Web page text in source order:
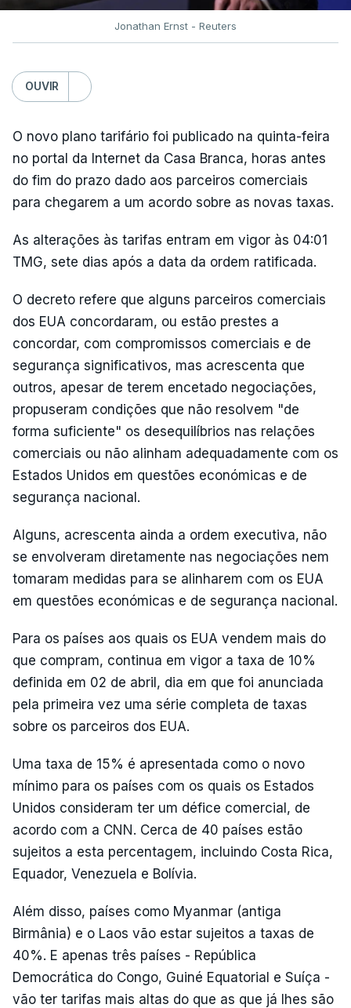
Jonathan Ernst - Reuters
OUVIR
O novo plano tarifário foi publicado na quinta-feira
no portal da Internet da Casa Branca, horas antes
do fim do prazo dado aos parceiros comerciais
para chegarem a um acordo sobre as novas taxas.
As alterações às tarifas entram em vigor às 04:01
TMG, sete dias após a data da ordem ratificada.
O decreto refere que alguns parceiros comerciais
dos EUA concordaram, ou estão prestes a
concordar, com compromissos comerciais e de
segurança significativos, mas acrescenta que
outros, apesar de terem encetado negociações,
propuseram condições que não resolvem "de
forma suficiente" os desequilíbrios nas relações
comerciais ou não alinham adequadamente com os
Estados Unidos em questões económicas e de
segurança nacional.
Alguns, acrescenta ainda a ordem executiva, não
se envolveram diretamente nas negociações nem
tomaram medidas para se alinharem com os EUA
em questões económicas e de segurança nacional.
Para os países aos quais os EUA vendem mais do
que compram, continua em vigor a taxa de 10%
definida em 02 de abril, dia em que foi anunciada
pela primeira vez uma série completa de taxas
sobre os parceiros dos EUA.
Uma taxa de 15% é apresentada como o novo
mínimo para os países com os quais os Estados
Unidos consideram ter um défice comercial, de
acordo com a CNN. Cerca de 40 países estão
sujeitos a esta percentagem, incluindo Costa Rica,
Equador, Venezuela e Bolívia.
Além disso, países como Myanmar (antiga
Birmânia) e o Laos vão estar sujeitos a taxas de
40%. E apenas três países - República
Democrática do Congo, Guiné Equatorial e Suíça -
vão ter tarifas mais altas do que as que já lhes são